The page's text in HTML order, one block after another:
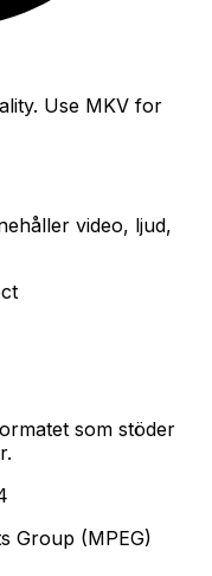
Use MKV for
video, ljud,
som stöder
Group (MPEG)